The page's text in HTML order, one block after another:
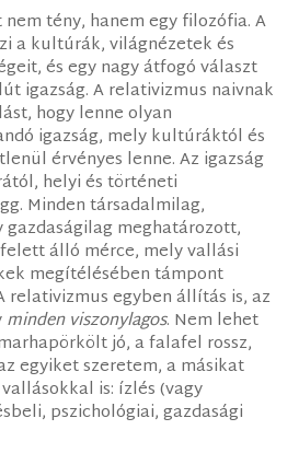
tény, hanem egy filozófia. A
a kultúrák, világnézetek és
és egy nagy átfogó választ
igazság. A relativizmus naivnak
hogy lenne olyan
igazság, mely kultúráktól és
érvényes lenne. Az igazság
helyi és történeti
Minden társadalmilag,
meghatározott,
álló mérce, mely vallási
megítélésében támpont
relativizmus egyben állítás is, az
minden viszonylagos. Nem lehet
jó, a falafel rossz,
egyiket szeretem, a másikat
is: ízlés (vagy
pszichológiai, gazdasági